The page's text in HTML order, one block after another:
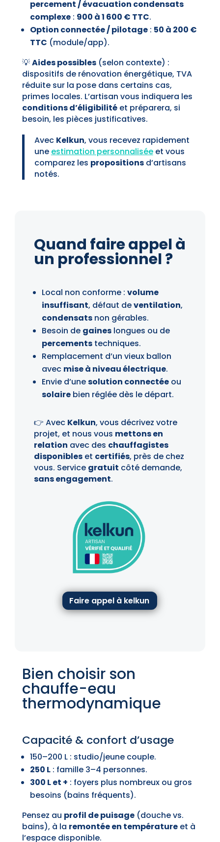
percement / évacuation condensats
complexe: 900 à 1 600 € TTC.
Option connectée / pilotage: 50 à 200 €
TTC (module/app).
💡Aides possibles(selon contexte) :
dispositifs de rénovation énergétique, TVA
réduite sur la pose dans certains cas,
primes locales. L’artisan vous indiquera les
conditions d’éligibilitéet préparera, si
besoin, les pièces justificatives.
Avec Kelkun, vous recevez rapidement
une estimation personnaliséeet vous
comparez les propositionsd’artisans
notés.
Quand faire appel à
un professionnel ?
Local non conforme : volume
insuffisant, défaut deventilation,
condensatsnon gérables.
Besoin de gaineslongues ou de
percementstechniques.
Remplacement d’un vieux ballon
avec mise à niveau électrique.
Envie d’unesolution connectéeou
solairebien réglée dès le départ.
👉 Avec Kelkun, vous décrivez votre
projet, et nous vous mettons en
relation avec des chauffagistes
disponibleset certifiés, près de chez
vous. Service gratuit côté demande,
sans engagement.
Faire appel à kelkun
Bien choisir son
chauffe-eau
thermodynamique
Capacité & confort d’usage
150–200 L : studio/jeune couple.
250 L: famille 3–4 personnes.
300 L et + : foyers plus nombreux ou gros
besoins (bains fréquents).
Pensez au profil de puisage(douche vs.
bains), à la remontée en températureet à
l’espace disponible.